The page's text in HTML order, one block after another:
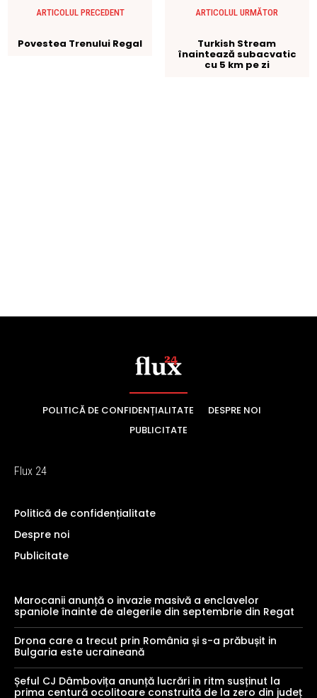
POLITICĂ DE CONFIDENȚIALITATE
DESPRE NOI
PUBLICITATE
Flux 24
Politică de confidențialitate
Despre noi
Publicitate
Marocanii anunță o invazie masivă a enclavelor
spaniole înainte de alegerile din septembrie din Regat
Drona care a trecut prin România și s-a prăbușit in
Bulgaria este ucraineană
Șeful CJ Dâmbovița anunță lucrări in ritm susținut la
prima centură ocolitoare construită de la zero din județ